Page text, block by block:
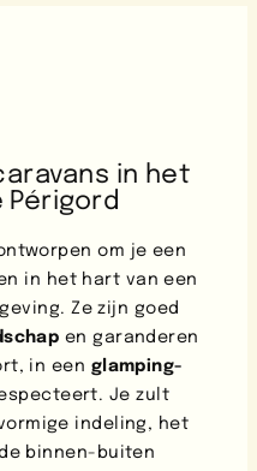
in het
Périgord
om je een
in het hart van een
Ze zijn goed
en garanderen
in een glamping-
Je zult
indeling, het
binnen-buiten